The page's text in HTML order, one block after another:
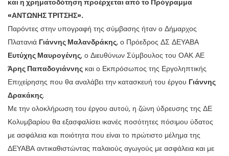
και η χρηματοδότηση προέρχεται από το Πρόγραμμα
«ΑΝΤΩΝΗΣ ΤΡΙΤΣΗΣ».
Παρόντες στην υπογραφή της σύμβασης ήταν ο Δήμαρχος
Πλατανιά Γιάννης Μαλανδράκης, ο Πρόεδρος ΔΣ ΔΕΥΑΒΑ
Ευτύχης Μαυρογένης, ο Διευθύνων Σύμβουλος του ΟΑΚ ΑΕ
Άρης Παπαδογιάννης και ο Εκπρόσωπος της Εργοληπτικής
Επιχείρησης που θα αναλάβει την κατασκευή του έργου Γιάννης
Δρακάκης.
Με την ολοκλήρωση του έργου αυτού, η ζώνη ύδρευσης της ΔΕ
Κολυμβαρίου θα εξασφαλίσει ικανές ποσότητες πόσιμου ύδατος
με ασφάλεια και ποιότητα που είναι το πρώτιστο μέλημα της
ΔΕΥΑΒΑ αντικαθιστώντας παλαιούς αγωγούς με ασφάλεια και με